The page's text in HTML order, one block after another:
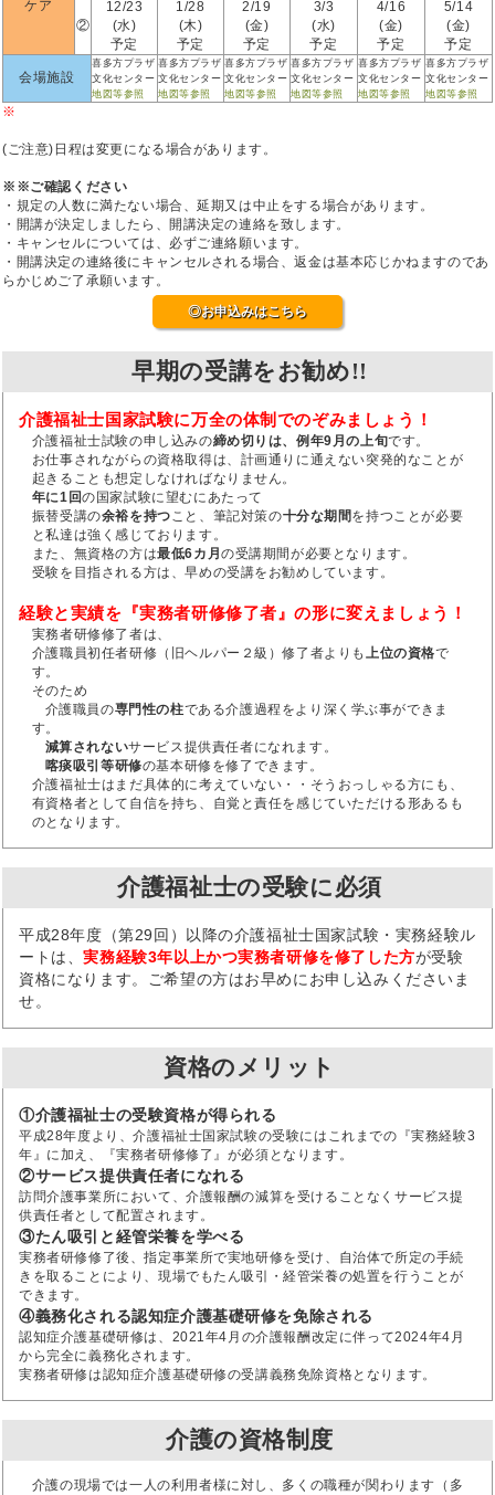
ケア
②
12/23
(水)
予定
1/28
(木)
予定
2/19
(金)
予定
3/3
(水)
予定
4/16
(金)
予定
5/14
(金)
予定
会場施設
喜多方プラザ
文化センター
地図等参照
喜多方プラザ
文化センター
地図等参照
喜多方プラザ
文化センター
地図等参照
喜多方プラザ
文化センター
地図等参照
喜多方プラザ
文化センター
地図等参照
喜多方プラザ
文化センター
地図等参照
※
(ご注意)日程は変更になる場合があります。
※※ご確認ください
・規定の人数に満たない場合、延期又は中止をする場合があります。
・開講が決定しましたら、開講決定の連絡を致します。
・キャンセルについては、必ずご連絡願います。
・開講決定の連絡後にキャンセルされる場合、返金は基本応じかねますのであ
らかじめご了承願います。
◎お申込みはこちら
早期の受講をお勧め!!
介護福祉士国家試験に万全の体制でのぞみましょう！
介護福祉士試験の申し込みの締め切りは、例年9月の上旬です。
お仕事されながらの資格取得は、計画通りに通えない突発的なことが
起きることも想定しなければなりません。
年に1回の国家試験に望むにあたって
振替受講の余裕を持つこと、筆記対策の十分な期間を持つことが必要
と私達は強く感じております。
また、無資格の方は最低6カ月の受講期間が必要となります。
受験を目指される方は、早めの受講をお勧めしています。
経験と実績を『実務者研修修了者』の形に変えましょう！
実務者研修修了者は、
介護職員初任者研修（旧ヘルパー２級）修了者よりも上位の資格で
す。
そのため
介護職員の専門性の柱である介護過程をより深く学ぶ事ができま
す。
減算されないサービス提供責任者になれます。
喀痰吸引等研修の基本研修を修了できます。
介護福祉士はまだ具体的に考えていない・・そうおっしゃる方にも、
有資格者として自信を持ち、自覚と責任を感じていただける形あるも
のとなります。
介護福祉士の受験に必須
平成28年度（第29回）以降の介護福祉士国家試験・実務経験ル
ートは、実務経験3年以上かつ実務者研修を修了した方が受験
資格になります。ご希望の方はお早めにお申し込みくださいま
せ。
資格のメリット
①介護福祉士の受験資格が得られる
平成28年度より、介護福祉士国家試験の受験にはこれまでの『実務経験3
年』に加え、『実務者研修修了』が必須となります。
②サービス提供責任者になれる
訪問介護事業所において、介護報酬の減算を受けることなくサービス提
供責任者として配置されます。
③たん吸引と経管栄養を学べる
実務者研修修了後、指定事業所で実地研修を受け、自治体で所定の手続
きを取ることにより、現場でもたん吸引・経管栄養の処置を行うことが
できます。
④義務化される認知症介護基礎研修を免除される
認知症介護基礎研修は、2021年4月の介護報酬改定に伴って2024年4月
から完全に義務化されます。
実務者研修は認知症介護基礎研修の受講義務免除資格となります。
介護の資格制度
介護の現場では一人の利用者様に対し、多くの職種が関わります（多